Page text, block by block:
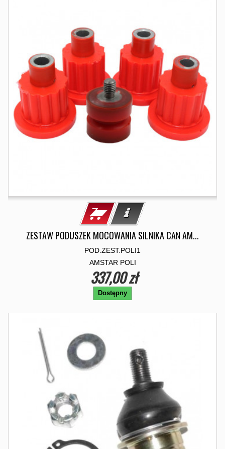
ZESTAW PODUSZEK MOCOWANIA SILNIKA CAN AM...
POD.ZEST.POLI1
AMSTAR POLI
337,00 zł
Dostępny